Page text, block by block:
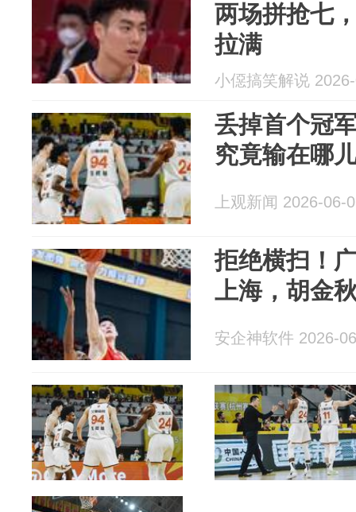
两场拼抢七
拉满
小僫搞笑解说
丢掉首个冠
究竟输在哪
上观新闻 2026-06-
拒绝横扫！
上海，胡金
安企神软件 2026-